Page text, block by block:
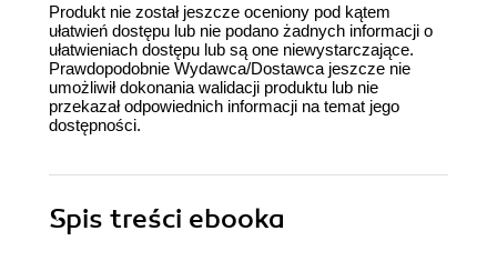
Produkt nie został jeszcze oceniony pod kątem
ułatwień dostępu lub nie podano żadnych informacji o
ułatwieniach dostępu lub są one niewystarczające.
Prawdopodobnie Wydawca/Dostawca jeszcze nie
umożliwił dokonania walidacji produktu lub nie
przekazał odpowiednich informacji na temat jego
dostępności.
Spis treści ebooka